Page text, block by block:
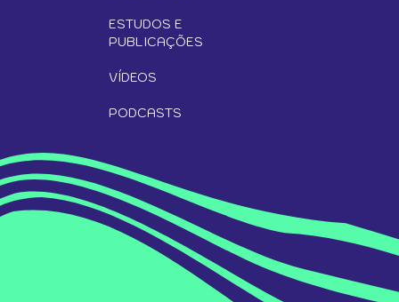
ESTUDOS E
PUBLICAÇÕES
VÍDEOS
PODCASTS